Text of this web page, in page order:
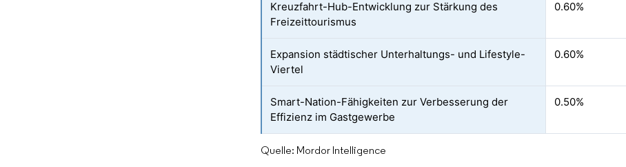
Kreuzfahrt-Hub-Entwicklung zur Stärkung des
Freizeittourismus
0.60%
Expansion städtischer Unterhaltungs- und Lifestyle-
Viertel
0.60%
Smart-Nation-Fähigkeiten zur Verbesserung der
Effizienz im Gastgewerbe
0.50%
Quelle: Mordor Intelligence